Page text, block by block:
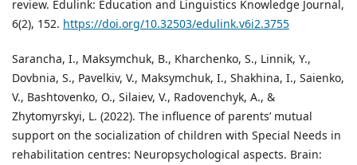
review. Edulink: Education and Linguistics Knowledge Journal,
6(2), 152. https://doi.org/10.32503/edulink.v6i2.3755
Sarancha, I., Maksymchuk, B., Kharchenko, S., Linnik, Y.,
Dovbnia, S., Pavelkiv, V., Maksymchuk, I., Shakhina, I., Saienko,
V., Bashtovenko, O., Silaiev, V., Radovenchyk, A., &
Zhytomyrskyi, L. (2022). The influence of parents’ mutual
support on the socialization of children with Special Needs in
rehabilitation centres: Neuropsychological aspects. Brain: